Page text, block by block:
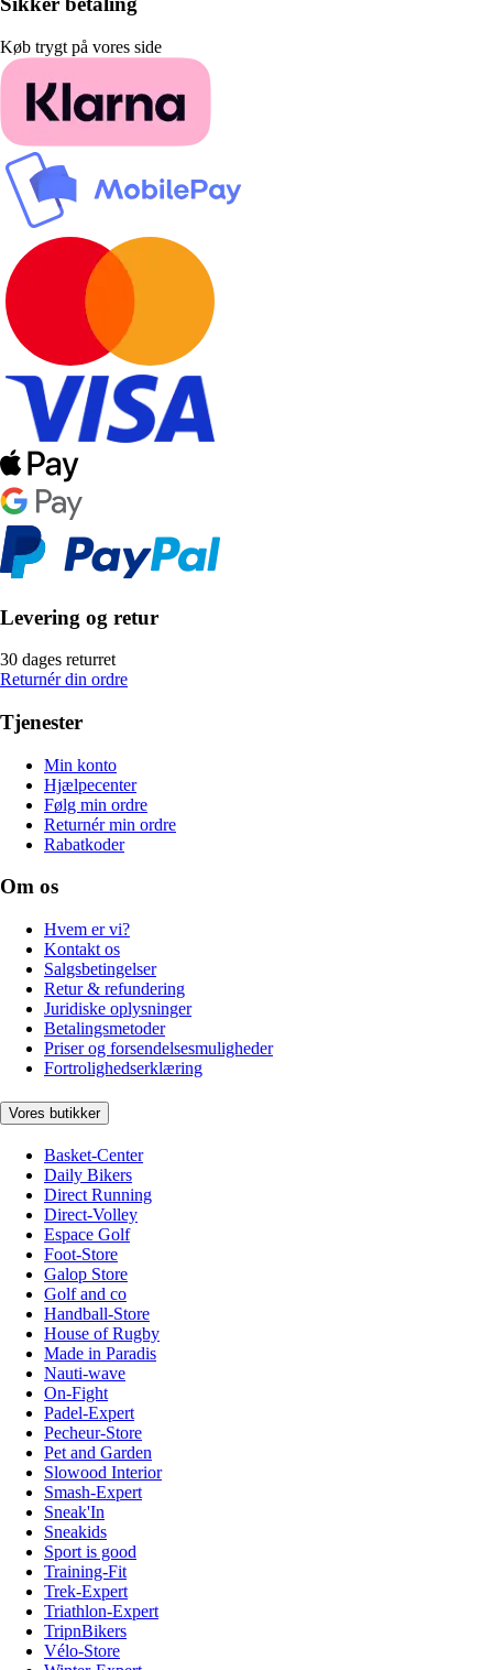
Køb trygt på vores side
Levering og retur
30 dages returret
Returnér din ordre
Tjenester
Min konto
Hjælpecenter
Følg min ordre
Returnér min ordre
Rabatkoder
Om os
Hvem er vi?
Kontakt os
Salgsbetingelser
Retur & refundering
Juridiske oplysninger
Betalingsmetoder
Priser og forsendelsesmuligheder
Fortrolighedserklæring
Vores butikker
Basket-Center
Daily Bikers
Direct Running
Direct-Volley
Espace Golf
Foot-Store
Galop Store
Golf and co
Handball-Store
House of Rugby
Made in Paradis
Nauti-wave
On-Fight
Padel-Expert
Pecheur-Store
Pet and Garden
Slowood Interior
Smash-Expert
Sneak'In
Sneakids
Sport is good
Training-Fit
Trek-Expert
Triathlon-Expert
TripnBikers
Vélo-Store